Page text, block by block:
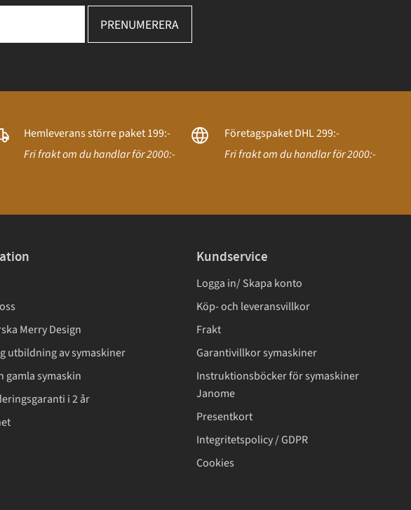
PRENUMERERA
Hemleverans större paket 199:-
Fri frakt om du handlar för 2000:-
Företagspaket DHL 299:-
Fri frakt om du handlar för 2000:-
Merry Design
utbildning av symaskiner
gamla symaskin
i 2 år
Kundservice
Logga in/ Skapa konto
Köp- och leveransvillkor
Frakt
Garantivillkor symaskiner
Instruktionsböcker för symaskiner
Janome
Presentkort
Integritetspolicy / GDPR
Cookies